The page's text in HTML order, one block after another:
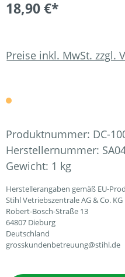
18,90 €*
Preise inkl. MwSt. zzgl.
Produktnummer: DC-
Herstellernummer:
Gewicht: 1 kg
Herstellerangaben gemäß EU-
Stihl Vetriebszentrale AG & Co. KG
Robert-Bosch-Straße 13
64807 Dieburg
Deutschland
grosskundenbetreuung@stihl.de